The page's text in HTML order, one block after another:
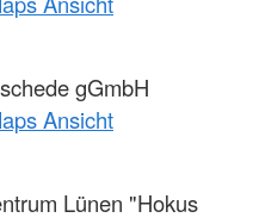
gGmbH
Ansicht
Lünen "Hokus